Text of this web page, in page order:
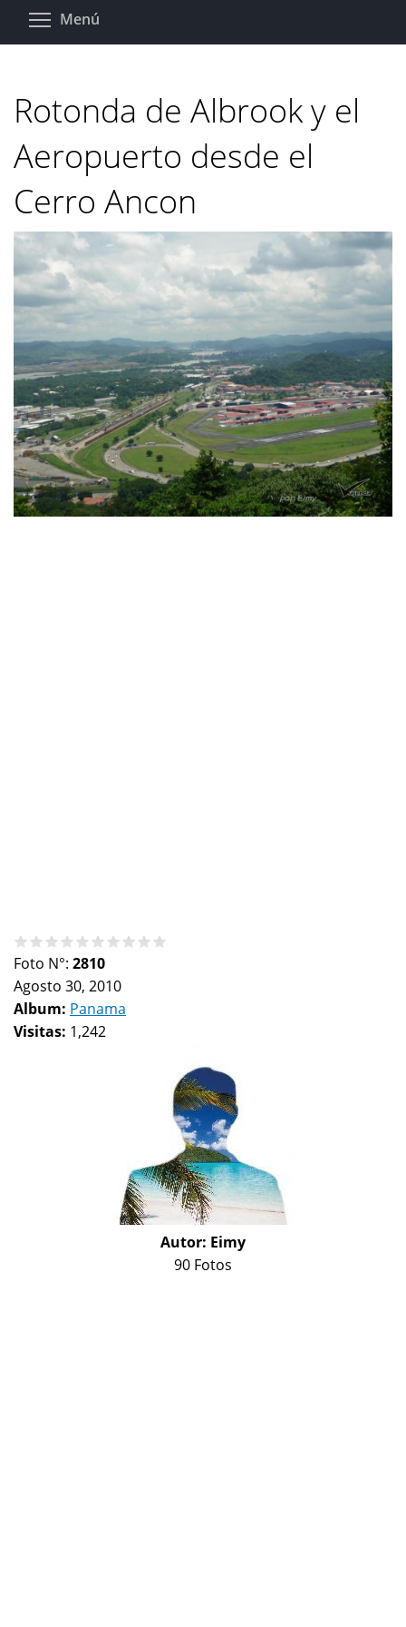
Pasar
Menú
Rotonda de Albrook y el
Aeropuerto desde el
Cerro Ancon
Foto N°: 2810
Agosto 30, 2010
Album: Panama
Visitas: 1,242
Autor: Eimy
90 Fotos